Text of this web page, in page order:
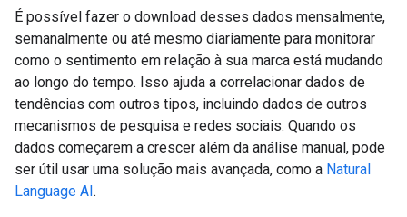
É possível fazer o download desses dados mensalmente,
semanalmente ou até mesmo diariamente para monitorar
como o sentimento em relação à sua marca está mudando
ao longo do tempo. Isso ajuda a correlacionar dados de
tendências com outros tipos, incluindo dados de outros
mecanismos de pesquisa e redes sociais. Quando os
dados começarem a crescer além da análise manual, pode
ser útil usar uma solução mais avançada, como a Natural
Language AI.